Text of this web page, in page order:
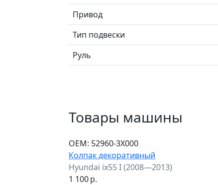
Привод
Тип подвески
Руль
Товары машины
ОЕМ: 52960-3Х000
Колпак декоративный
Hyundai ix55 I (2008—2013)
1 100р.